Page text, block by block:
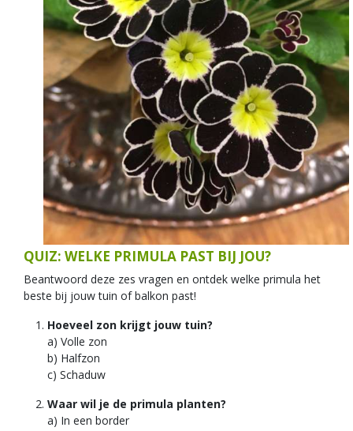
QUIZ: WELKE PRIMULA PAST BIJ JOU?
Beantwoord deze zes vragen en ontdek welke primula het
beste bij jouw tuin of balkon past!
Hoeveel zon krijgt jouw tuin?
a) Volle zon
b) Halfzon
c) Schaduw
Waar wil je de primula planten?
a) In een border